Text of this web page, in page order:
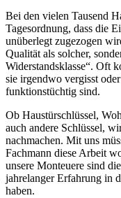
Bei den vielen Tausend
Tagesordnung, dass die
unüberlegt zugezogen
Qualität als solcher,
Widerstandsklasse“. Oft
sie irgendwo vergisst
funktionstüchtig sind.
Ob Haustürschlüssel,
auch andere Schlüssel,
nachmachen. Mit uns
Fachmann diese Arbeit
unsere Monteuere sind
jahrelanger Erfahrung in
haben.